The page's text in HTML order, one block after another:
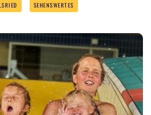
SEHENSWERTES